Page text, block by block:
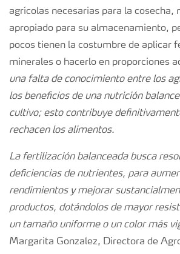
agrícolas necesarias para la cosecha,
apropiado para su almacenamiento,
pocos tienen la costumbre de aplicar
minerales o hacerlo en proporciones
una falta de conocimiento entre los
los beneficios de una nutrición
cultivo; esto contribuye
rechacen los alimentos.
La fertilización balanceada busca
deficiencias de nutrientes, para
rendimientos y mejorar
productos, dotándolos de mayor
un tamaño uniforme o un color más
Margarita Gonzalez, Directora de